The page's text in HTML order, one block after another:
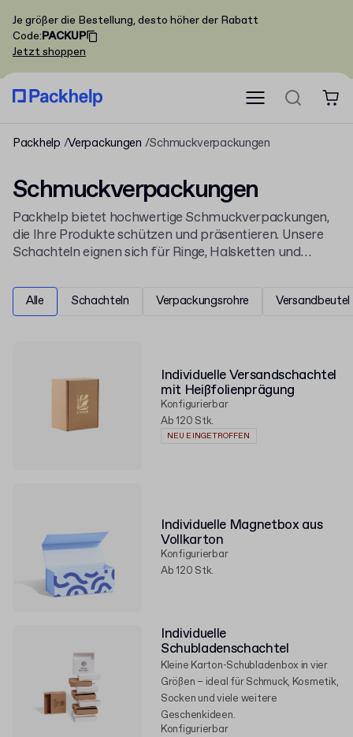
Je größer die Bestellung, desto höher der Rabatt
Code:PACKUP
Jetzt shoppen
Packhelp Verpackungen Schmuckverpackungen
Schmuckverpackungen
Packhelp bietet hochwertige Schmuckverpackungen,
die Ihre Produkte schützen und präsentieren. Unsere
Schachteln eignen sich für Ringe, Halsketten und
anVerpackungen
Bekleidungs- und Modeverpackungen.
Alle Schachteln Verpackungsrohre Versandbeutel
Individuelle Versandschachtel
mit Heißfolienprägung
Konfigurierbar
Ab 120 Stk.
NEU EINGETROFFEN
Individuelle Magnetbox aus
Vollkarton
Konfigurierbar
Ab 120 Stk.
Individuelle
Schubladenschachtel
Kleine Karton-Schubladenbox in vier
Größen – ideal für Schmuck, Kosmetik,
Socken und viele weitere
Geschenkideen.
Konfigurierbar